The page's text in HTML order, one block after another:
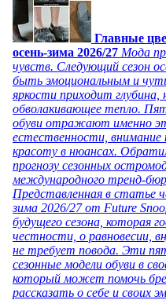
Главные
осень-зима 2026/27 Мода
чувств. Следующий сезон
быть эмоциональным и
яркости приходит
обволакивающее тепло.
обуви отражают именно
естественности,
красоту в нюансах.
прогнозу сезонных
международного тренд-
Представленная в статье
зима 2026/27 от Future
будущего сезона, которая
честности, о равновесии,
не требует повода. Эти
сезонные модели обуви в
который может помочь
рассказать о себе и своих